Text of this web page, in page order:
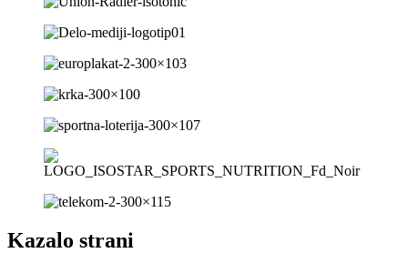
Kazalo strani